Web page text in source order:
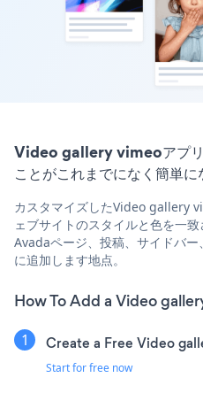
Video gallery vimeoアプ
ことがこれまでになく簡単に
カスタマイズしたVideo gallery
ェブサイトのスタイルと色を一
Avadaページ、投稿、サイドバ
に追加します地点。
How To Add a Video
Create a Free Video
Start for free now